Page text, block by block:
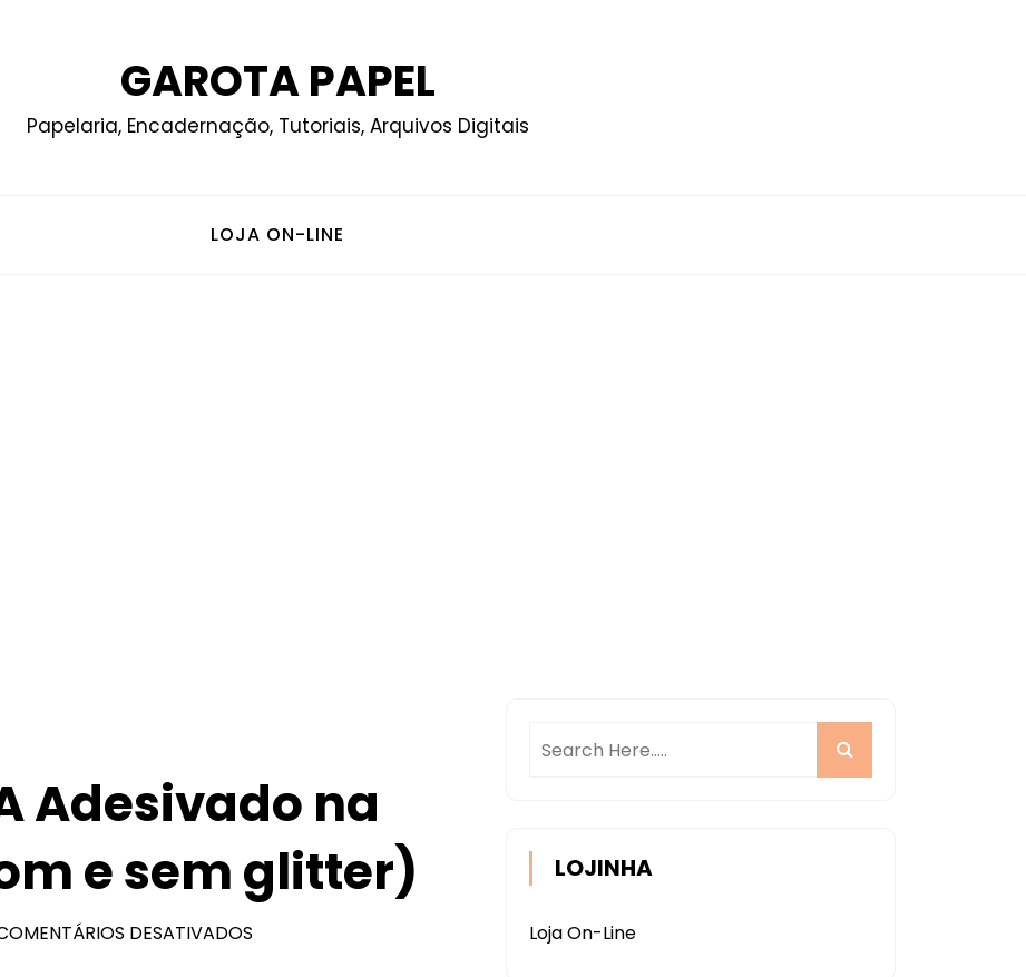
GAROTA PAPEL
Papelaria, Encadernação, Tutoriais, Arquivos Digitais
LOJA ON-LINE
Adesivado na
e sem glitter)
DESATIVADOS
LOJINHA
Loja On-Line